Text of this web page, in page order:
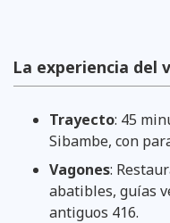
La experiencia del
Trayecto: 45
Sibambe, con
Vagones:
abatibles, guías
antiguos 416.